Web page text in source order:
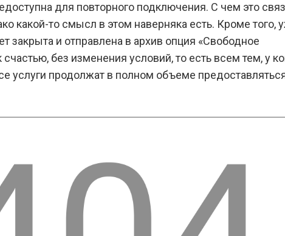
для повторного подключения. С чем это
какой-то смысл в этом наверняка есть. Кроме того,
закрыта и отправлена в архив опция «Свободное
счастью, без изменения условий, то есть всем тем, у
услуги продолжат в полном объеме